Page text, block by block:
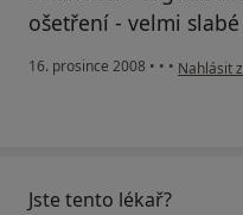
ošetření - velmi slabé
16. prosince 2008 • • • podle
Nahlásit
Jste tento lékař?